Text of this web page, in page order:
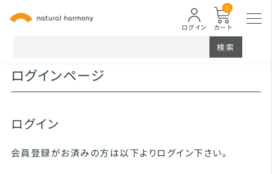
カート
0
ログイン
検索
ログインページ
ログイン
会員登録がお済みの方は以下よりログイン下さい。